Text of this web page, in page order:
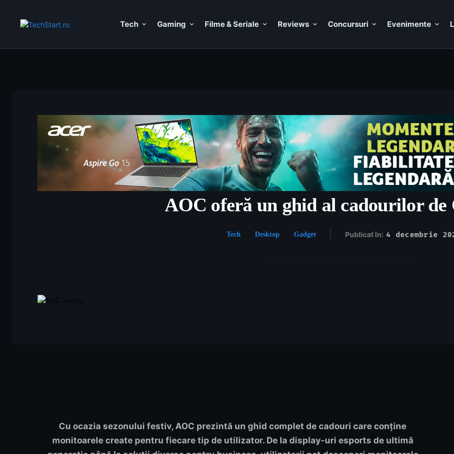
Tech Gaming Filme & Seriale Reviews Concursuri Evenimente
AOC oferă un ghid al cadourilor de
Tech Desktop Gadget Publicat în: 4 decembrie
Cu ocazia sezonului festiv, AOC prezintă un ghid complet de cadouri care conține
monitoarele create pentru fiecare tip de utilizator. De la display-uri esports de ultimă